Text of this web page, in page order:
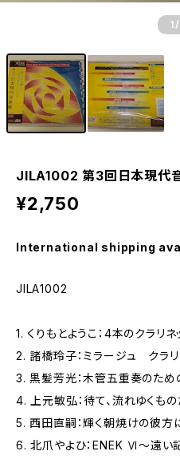
1
JILA1002 第3回日本現代
¥2,750
International shipping
JILA1002
1. くりもとようこ：4本のクラリ
2. 諸橋玲子：ミラージュ クラリ
3. 黒髪芳光：木管五重奏のため
4. 上元敏弘：待て、流れゆくもの
5. 西田直嗣：輝く朝焼けの彼方
6. 北爪やよひ：ENEK Ⅵ～遠い